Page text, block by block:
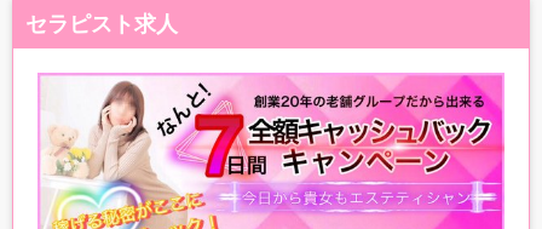
セラピスト求人